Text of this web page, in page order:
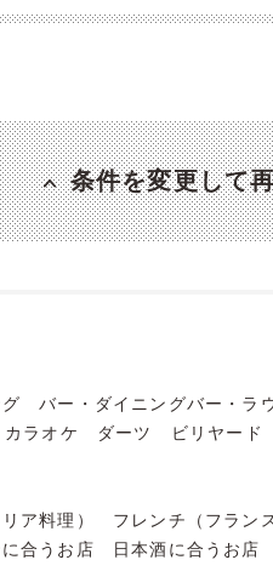
条件を変更して
バー・ダイニングバー・ラ
カラオケ ダーツ ビリヤード
ア料理） フレンチ（フラン
合うお店 日本酒に合うお店